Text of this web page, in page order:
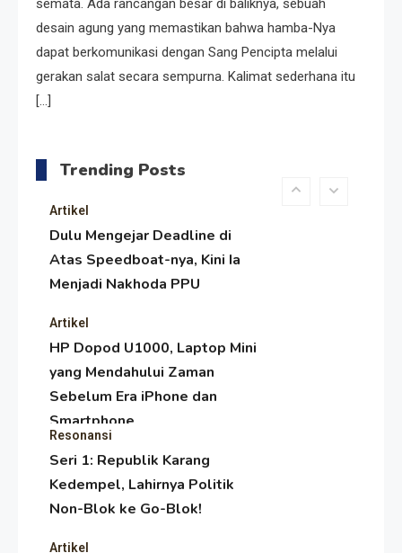
semata. Ada rancangan besar di baliknya, sebuah
desain agung yang memastikan bahwa hamba-Nya
dapat berkomunikasi dengan Sang Pencipta melalui
gerakan salat secara sempurna. Kalimat sederhana itu
[…]
Trending Posts
Satire Politik Karang
Kedempel: Saat Presiden
Gareng Lebih Sibuk Orasi
daripada Urus Nasi
Artikel
Paser Melawan Arus Zaman
Artikel
Dulu Mengejar Deadline di
Atas Speedboat-nya, Kini Ia
Menjadi Nakhoda PPU
Artikel
HP Dopod U1000, Laptop Mini
yang Mendahului Zaman
Sebelum Era iPhone dan
Smartphone
Resonansi
Seri 1: Republik Karang
Kedempel, Lahirnya Politik
Non-Blok ke Go-Blok!
Artikel